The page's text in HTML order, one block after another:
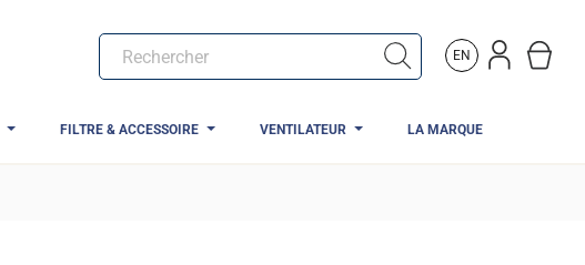
EN
FILTRE & ACCESSOIRE VENTILATEUR LA MARQUE